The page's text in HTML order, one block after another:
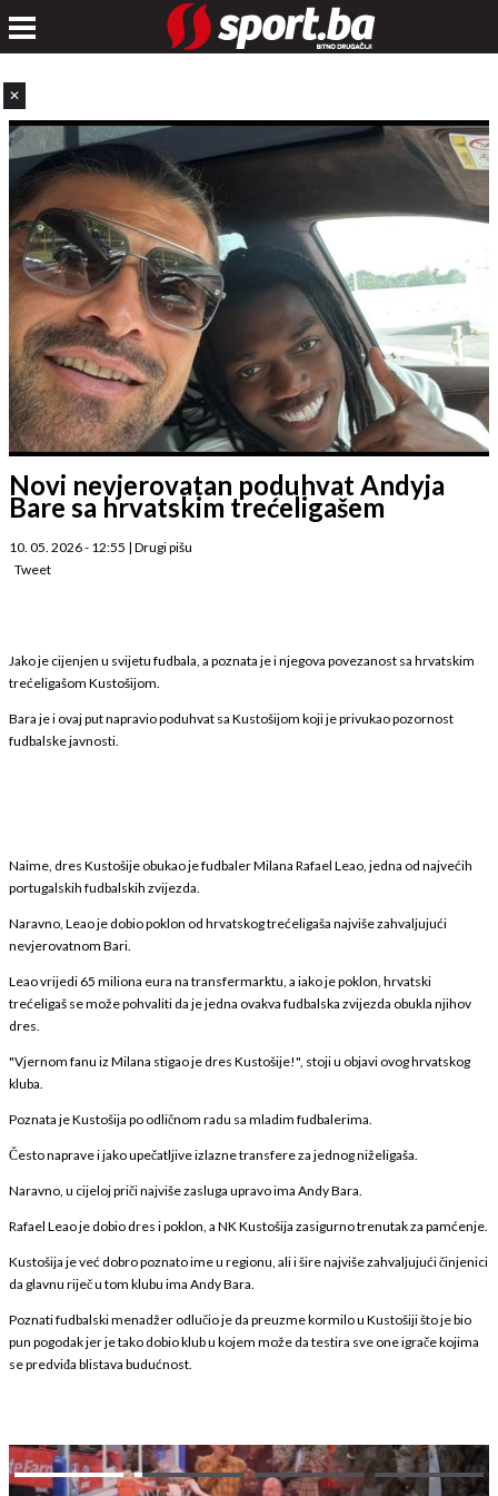
✕
Novi nevjerovatan poduhvat Andyja
Bare sa hrvatskim trećeligašem
10. 05. 2026 - 12:55 | Drugi pišu
Tweet
Jako je cijenjen u svijetu fudbala, a poznata je i njegova povezanost sa hrvatskim
trećeligašom Kustošijom.
Bara je i ovaj put napravio poduhvat sa Kustošijom koji je privukao pozornost
fudbalske javnosti.
Naime, dres Kustošije obukao je fudbaler Milana Rafael Leao, jedna od najvećih
portugalskih fudbalskih zvijezda.
Naravno, Leao je dobio poklon od hrvatskog trećeligaša najviše zahvaljujući
nevjerovatnom Bari.
Leao vrijedi 65 miliona eura na transfermarktu, a iako je poklon, hrvatski
trećeligaš se može pohvaliti da je jedna ovakva fudbalska zvijezda obukla njihov
dres.
"Vjernom fanu iz Milana stigao je dres Kustošije!", stoji u objavi ovog hrvatskog
kluba.
Poznata je Kustošija po odličnom radu sa mladim fudbalerima.
Često naprave i jako upečatljive izlazne transfere za jednog niželigaša.
Naravno, u cijeloj priči najviše zasluga upravo ima Andy Bara.
Rafael Leao je dobio dres i poklon, a NK Kustošija zasigurno trenutak za pamćenje.
Kustošija je već dobro poznato ime u regionu, ali i šire najviše zahvaljujući činjenici
da glavnu riječ u tom klubu ima Andy Bara.
Poznati fudbalski menadžer odlučio je da preuzme kormilo u Kustošiji što je bio
pun pogodak jer je tako dobio klub u kojem može da testira sve one igrače kojima
se predviđa blistava budućnost.